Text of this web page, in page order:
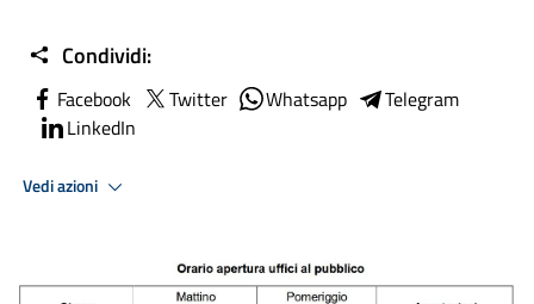
Condividi:
Facebook Twitter Whatsapp
Telegram
LinkedIn
Vedi azioni